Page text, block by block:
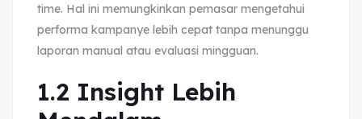
time. Hal ini memungkinkan pemasar mengetahui
performa kampanye lebih cepat tanpa menunggu
laporan manual atau evaluasi mingguan.
1.2 Insight Lebih